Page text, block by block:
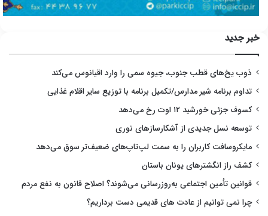
خبر جدید
ذوب یخ‌های قطب جنوب، جیوه سمی را وارد اقیانوس می‌کند
تداوم برنامه شیر مدارس/تکمیل برنامه با توزیع سایر اقلام غذایی
کسوف جزئی خورشید ۱۲ اوت رخ می‌دهد
توسعه نسل جدیدی از آشکارسازهای نوری
مایکروسافت کاربران را به سمت لپ‌تاپ‌های ضعیف‌تر سوق می‌دهد
کشف راز انگشترهای یونان باستان
قوانین تأمین اجتماعی به‌روزرسانی می‌شوند؟ اصلاح قانون به نفع مردم
چرا نمی توانیم از عادت های قدیمی دست برداریم؟